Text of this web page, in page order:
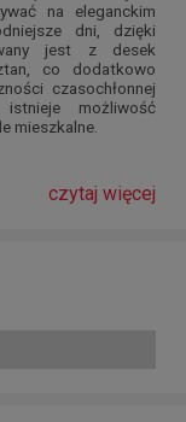
na eleganckim
dni, dzięki
jest z desek
co dodatkowo
czasochłonnej
możliwość
mieszkalne.
czytaj więcej